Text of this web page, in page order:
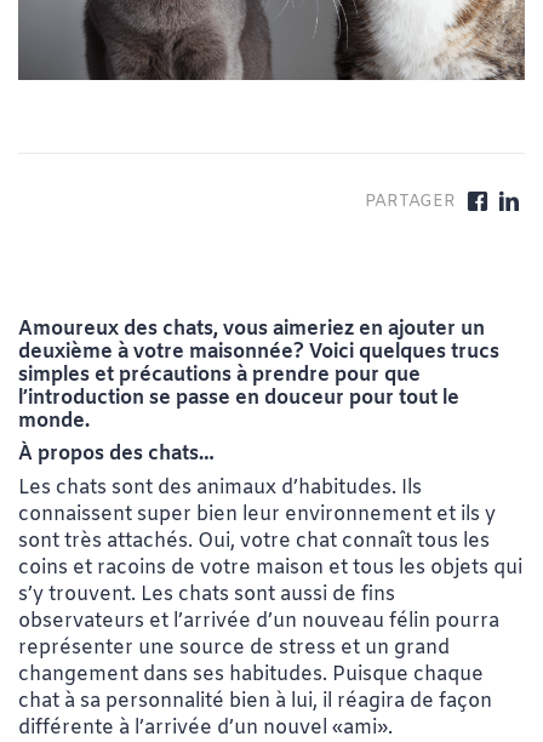
Amoureux des chats, vous aimeriez en ajouter un
deuxième à votre maisonnée? Voici quelques trucs
simples et précautions à prendre pour que
l’introduction se passe en douceur pour tout le
monde.
À propos des chats…
Les chats sont des animaux d’habitudes. Ils
connaissent super bien leur environnement et ils y
sont très attachés. Oui, votre chat connaît tous les
coins et racoins de votre maison et tous les objets qui
s’y trouvent. Les chats sont aussi de fins
observateurs et l’arrivée d’un nouveau félin pourra
représenter une source de stress et un grand
changement dans ses habitudes. Puisque chaque
chat à sa personnalité bien à lui, il réagira de façon
différente à l’arrivée d’un nouvel «ami».